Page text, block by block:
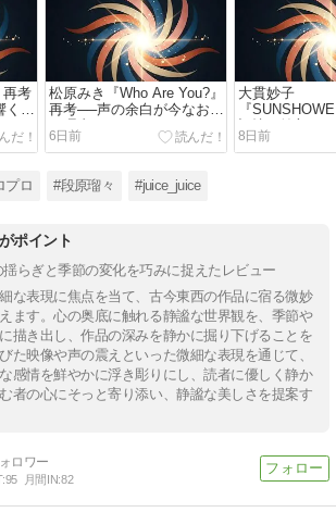
再考
く理
松原みき『Who Are You?』
再考──声の余白が今なお響
く理由
6日前
大貫妙子
『
記憶の輪郭を
歌声レビュー
8日前
プロ #段原瑠々 #juice_juice
ポイント
揺らぎと季節の変化を巧みに捉えたレビュー
な表現に焦点を当て、古今東西の作品に宿る微妙
ます。心の奥底に触れる静謐な世界観を、季節や
描き出し、作品の深みを静かに掘り下げることを
た映像や声の震えといった微細な表現を通じて、
感情を鮮やかに浮き彫りにし、読者に優しく静か
者の心にそっと寄り添い、静謐な美しさを提案す
95 月間IN:82